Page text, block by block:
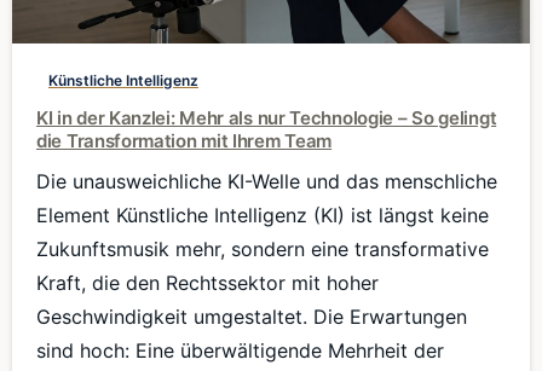
Künstliche Intelligenz
KI in der Kanzlei: Mehr als nur Technologie – So gelingt
die Transformation mit Ihrem Team
Die unausweichliche KI-Welle und das menschliche
Element Künstliche Intelligenz (KI) ist längst keine
Zukunftsmusik mehr, sondern eine transformative
Kraft, die den Rechtssektor mit hoher
Geschwindigkeit umgestaltet. Die Erwartungen
sind hoch: Eine überwältigende Mehrheit der